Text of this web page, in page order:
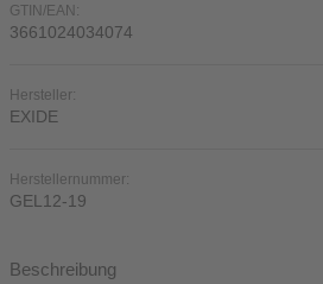
GTIN/EAN:
3661024034074
Hersteller:
EXIDE
Herstellernummer:
GEL12-19
Beschreibung